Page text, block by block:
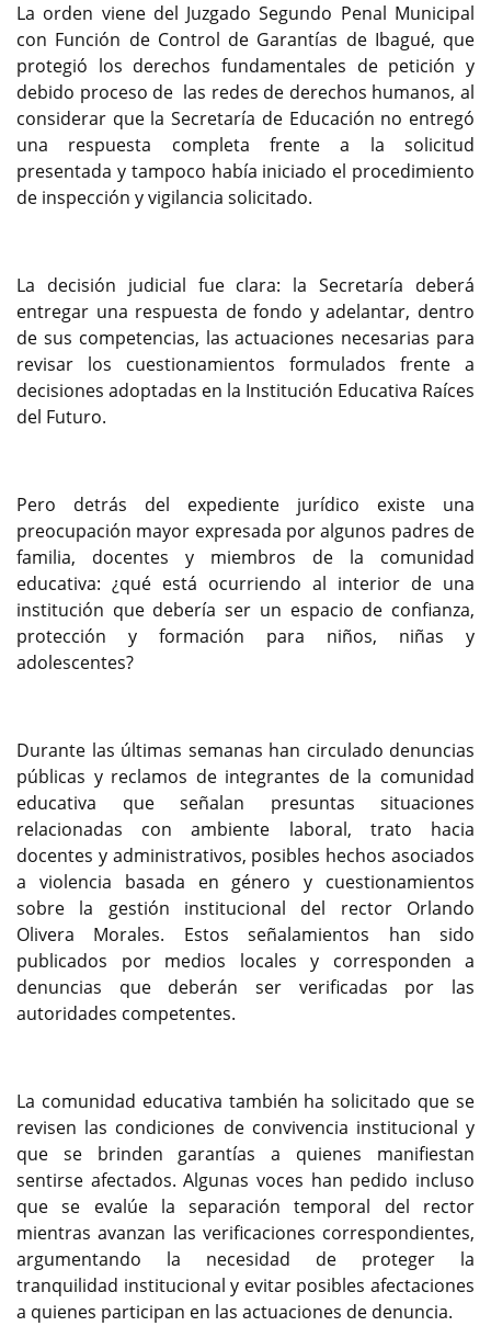
La orden viene del Juzgado Segundo Penal Municipal
con Función de Control de Garantías de Ibagué, que
protegió los derechos fundamentales de petición y
debido proceso de las redes de derechos humanos, al
considerar que la Secretaría de Educación no entregó
una respuesta completa frente a la solicitud
presentada y tampoco había iniciado el procedimiento
de inspección y vigilancia solicitado.
La decisión judicial fue clara: la Secretaría deberá
entregar una respuesta de fondo y adelantar, dentro
de sus competencias, las actuaciones necesarias para
revisar los cuestionamientos formulados frente a
decisiones adoptadas en la Institución Educativa Raíces
del Futuro.
Pero detrás del expediente jurídico existe una
preocupación mayor expresada por algunos padres de
familia, docentes y miembros de la comunidad
educativa: ¿qué está ocurriendo al interior de una
institución que debería ser un espacio de confianza,
protección y formación para niños, niñas y
adolescentes?
Durante las últimas semanas han circulado denuncias
públicas y reclamos de integrantes de la comunidad
educativa que señalan presuntas situaciones
relacionadas con ambiente laboral, trato hacia
docentes y administrativos, posibles hechos asociados
a violencia basada en género y cuestionamientos
sobre la gestión institucional del rector Orlando
Olivera Morales. Estos señalamientos han sido
publicados por medios locales y corresponden a
denuncias que deberán ser verificadas por las
autoridades competentes.
La comunidad educativa también ha solicitado que se
revisen las condiciones de convivencia institucional y
que se brinden garantías a quienes manifiestan
sentirse afectados. Algunas voces han pedido incluso
que se evalúe la separación temporal del rector
mientras avanzan las verificaciones correspondientes,
argumentando la necesidad de proteger la
tranquilidad institucional y evitar posibles afectaciones
a quienes participan en las actuaciones de denuncia.